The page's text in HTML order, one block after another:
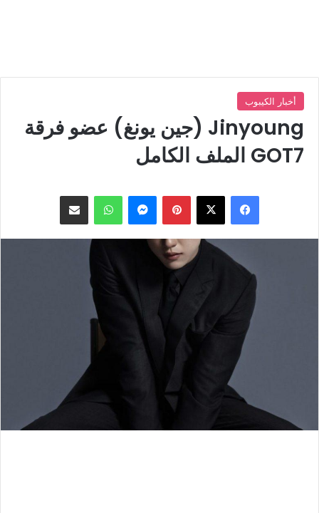
أخبار الكيبوب
Jinyoung (جين يونغ) عضو فرقة
GOT7 الملف الكامل
بينتيريستماسنجر واتساب مشاركة عبر البريد